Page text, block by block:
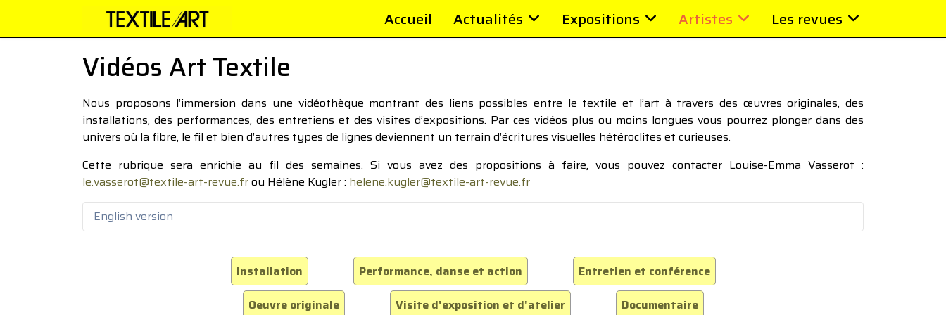
Accueil Actualités Expositions Artistes Les revues
Vidéos Art Textile
Nous proposons l’immersion dans une vidéothèque montrant des liens possibles entre le textile et l’art à travers des œuvres originales, des
installations, des performances, des entretiens et des visites d’expositions. Par ces vidéos plus ou moins longues vous pourrez plonger dans des
univers où la fibre, le fil et bien d’autres types de lignes deviennent un terrain d’écritures visuelles hétéroclites et curieuses.
Cette rubrique sera enrichie au fil des semaines. Si vous avez des propositions à faire, vous pouvez contacter Louise-Emma Vasserot :
le.vasserot@textile-art-revue.frou Hélène Kugler : helene.kugler@textile-art-revue.fr
English version
Installation Performance, danse et action
Entretien et conférence
Oeuvre originale
Visite d'exposition et d'atelier Documentaire